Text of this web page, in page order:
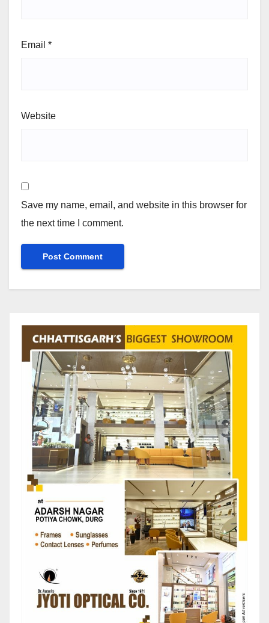
Email *
Website
Save my name, email, and website in this browser for
the next time I comment.